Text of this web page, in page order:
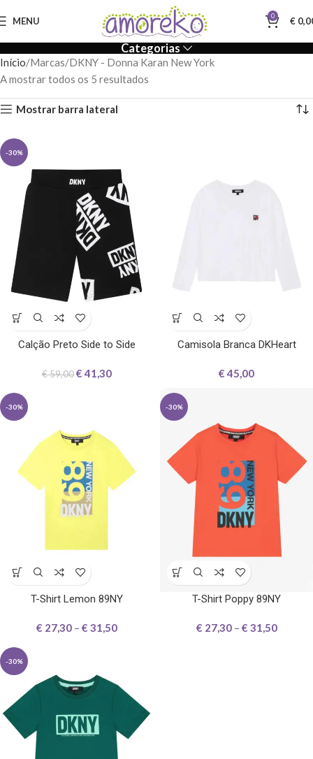
MENU 0 €
Categorias
Início Marcas DKNY - Donna Karan New York
A mostrar todos os 5 resultados
Mostrar barra lateral
-30%
Calção Preto Side to Side
€59,00 €41,30
Camisola Branca DKHeart
€45,00
-30%
T-Shirt Lemon 89NY
€ 27,30 – € 31,50
-30%
T-Shirt Poppy 89NY
€ 27,30 – € 31,50
-30%